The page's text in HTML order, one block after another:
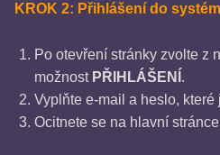
KROK 2: Přihlášení do
Po otevření stránky zvolte z
možnost PŘIHLÁŠENÍ .
Vyplňte e-mail a heslo,
Ocitnete se na hlavní